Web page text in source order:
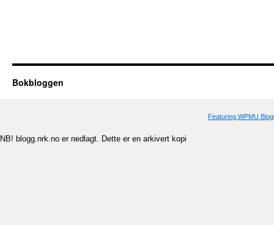
Bokbloggen
Featuring WPMU
NB! blogg.nrk.no er nedlagt. Dette er en arkivert kopi